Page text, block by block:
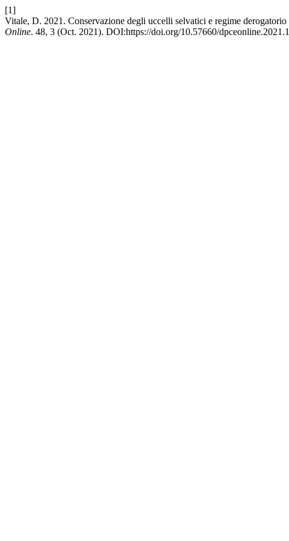
[1]
Vitale, D. 2021. Conservazione degli uccelli selvatici e regime
Online. 48, 3 (Oct. 2021). DOI:https://doi.org/10.57660/